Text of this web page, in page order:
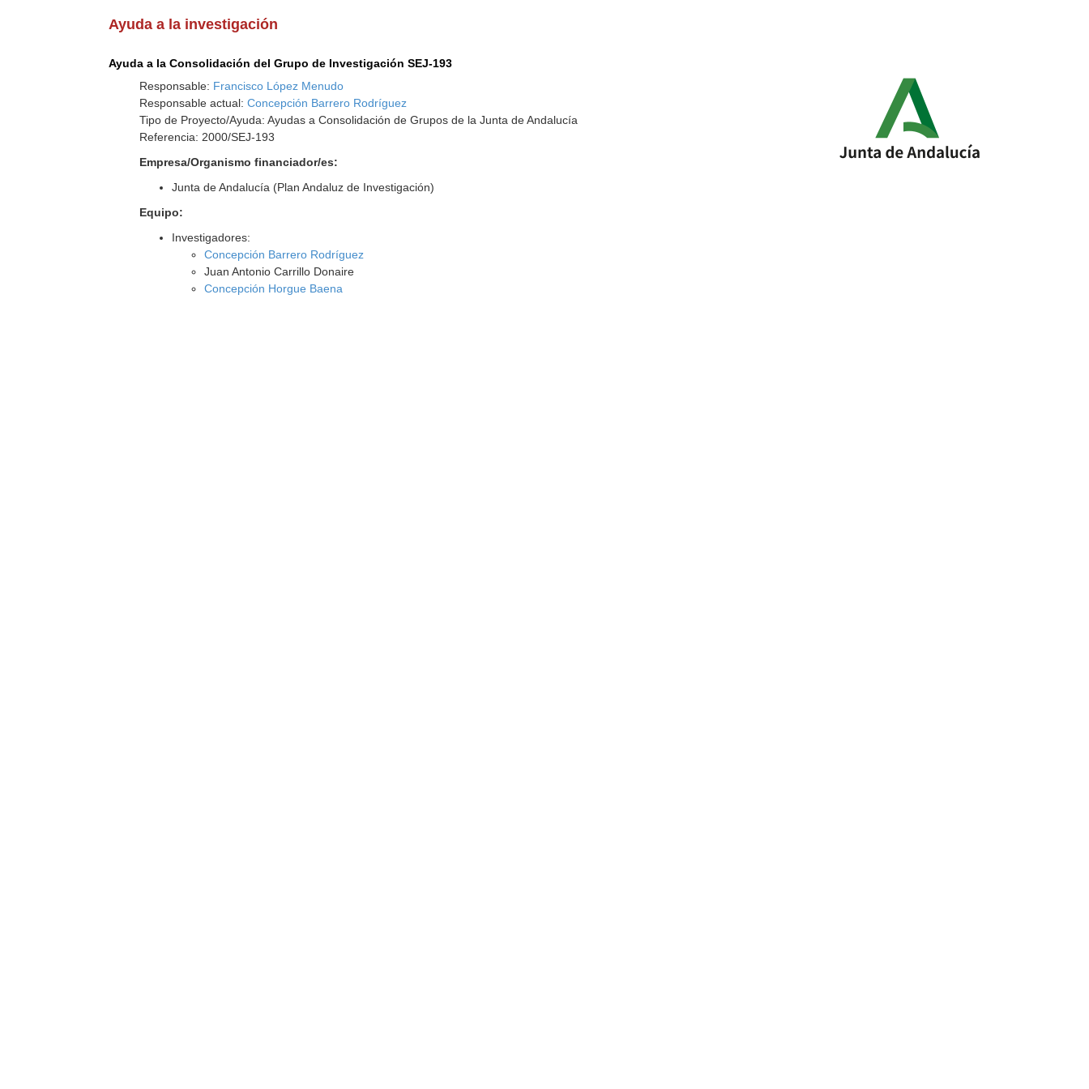
Ayuda a la investigación
Ayuda a la Consolidación del Grupo de Investigación SEJ-193
Responsable: Francisco López Menudo
Responsable actual:Concepción Barrero Rodríguez
Tipo de Proyecto/Ayuda: Ayudas a Consolidación de Grupos de la Junta de Andalucía
Referencia: 2000/SEJ-193
Empresa/Organismo financiador/es:
Junta de Andalucía (Plan Andaluz de Investigación)
Equipo:
Investigadores:
Concepción Barrero Rodríguez
Juan Antonio Carrillo Donaire
Concepción Horgue Baena